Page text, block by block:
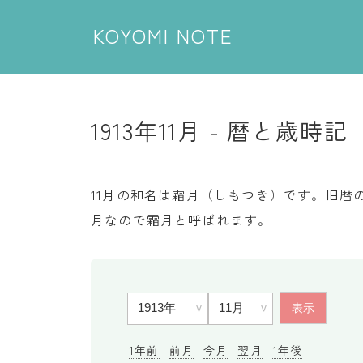
KOYOMI NOTE
1913年11月 - 暦と歳時記
11月の和名は霜月（しもつき）です。旧暦
月なので霜月と呼ばれます。
1年前 前月 今月 翌月 1年後